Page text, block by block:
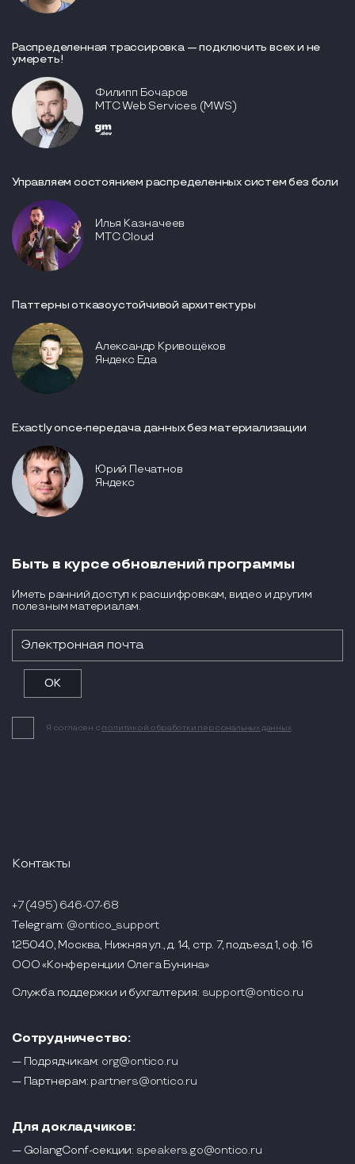
Распределенная трассировка — подключить всех и не
умереть!
Филипп Бочаров
МТС Web Services (MWS)
Управляем состоянием распределенных систем без боли
Илья Казначеев
MTC Cloud
Паттерны отказоустойчивой архитектуры
Александр Кривощёков
Яндекс Еда
Exactly once-передача данных без материализации
Юрий Печатнов
Яндекс
Быть в курсе обновлений программы
Иметь ранний доступ к расшифровкам, видео и другим
полезным материалам.
Я согласен с политикой обработки персональных данных
Контакты
+7 (495) 646-07-68
Telegram: @ontico_support
125040, Москва, Нижняя ул., д. 14, стр. 7, подъезд 1, оф. 16
ООО «Конференции Олега Бунина»
Служба поддержки и бухгалтерия: support@ontico.ru
Сотрудничество:
— Подрядчикам: org@ontico.ru
— Партнерам: partners@ontico.ru
Для докладчиков:
— GolangConf-секции: speakers.go@ontico.ru